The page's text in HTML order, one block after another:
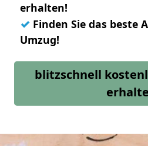
erhalten!
✓ Finden Sie das beste
Umzug!
blitzschnell